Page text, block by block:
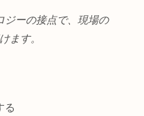
ーの接点で、現場の
ます。
る